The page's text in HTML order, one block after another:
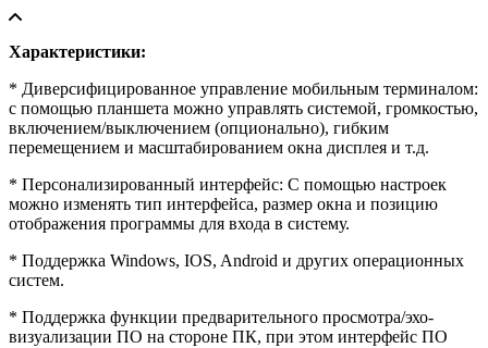
Характеристики:
* Диверсифицированное управление мобильным терминалом:
с помощью планшета можно управлять системой, громкостью,
включением/выключением (опционально), гибким
перемещением и масштабированием окна дисплея и т.д.
* Персонализированный интерфейс: С помощью настроек
можно изменять тип интерфейса, размер окна и позицию
отображения программы для входа в систему.
* Поддержка Windows, IOS, Android и других операционных
систем.
* Поддержка функции предварительного просмотра/эхо-
визуализации ПО на стороне ПК, при этом интерфейс ПО